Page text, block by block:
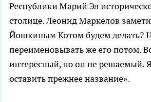
Республики Марий Эл
столице. Леонид Маркелов
Йошкиным Котом будем делать?
переименовывать же его потом.
интересный, но он не решаемый.
оставить прежнее название».